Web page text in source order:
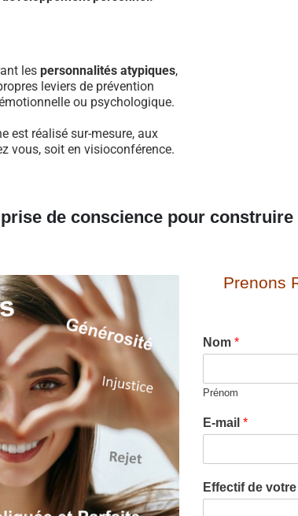
les personnalités atypiques,
leviers de prévention
ou psychologique.
est réalisé sur-mesure, aux
vous, soit en visioconférence.
de conscience pour
Prenons
Nom *
Prénom
E-mail *
Effectif de